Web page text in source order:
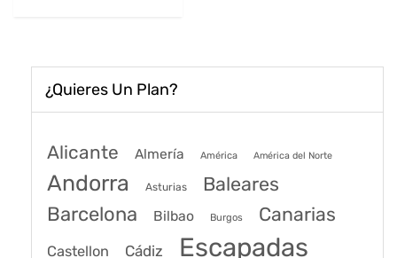
¿Quieres Un Plan?
Alicante Almería América América del Norte
Andorra Asturias Baleares
Barcelona Bilbao Burgos Canarias
Castellon Cádiz Escapadas